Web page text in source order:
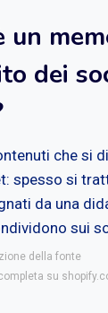
un
dei
che si
spesso si
da una
sui
della fonte
su